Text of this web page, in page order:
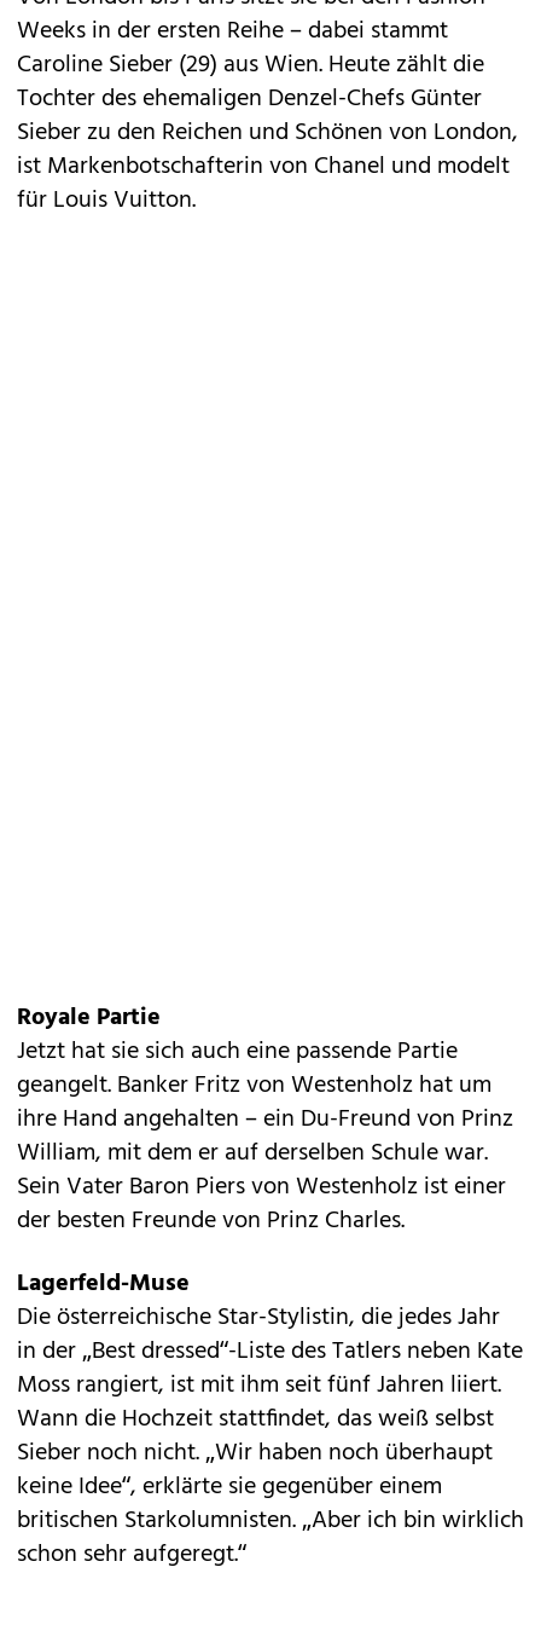
Weeks in der ersten Reihe – dabei stammt
Caroline Sieber (29) aus Wien. Heute zählt die
Tochter des ehemaligen Denzel-Chefs Günter
Sieber zu den Reichen und Schönen von London,
ist Markenbotschafterin von Chanel und modelt
für Louis Vuitton.
Royale Partie
Jetzt hat sie sich auch eine passende Partie
geangelt. Banker Fritz von Westenholz hat um
ihre Hand angehalten – ein Du-Freund von Prinz
William, mit dem er auf derselben Schule war.
Sein Vater Baron Piers von Westenholz ist einer
der besten Freunde von Prinz Charles.
Lagerfeld-Muse
Die österreichische Star-Stylistin, die jedes Jahr
in der „Best dressed“-Liste des Tatlers neben Kate
Moss rangiert, ist mit ihm seit fünf Jahren liiert.
Wann die Hochzeit stattfindet, das weiß selbst
Sieber noch nicht. „Wir haben noch überhaupt
keine Idee“, erklärte sie gegenüber einem
britischen Starkolumnisten. „Aber ich bin wirklich
schon sehr aufgeregt.“